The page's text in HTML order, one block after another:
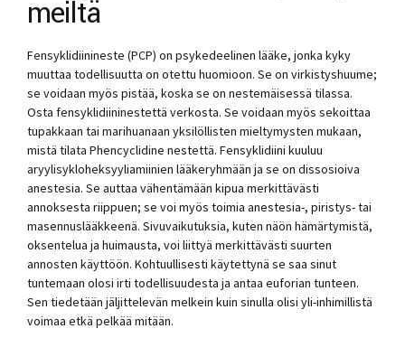
meiltä
Fensyklidiinineste (PCP) on psykedeelinen lääke, jonka kyky
muuttaa todellisuutta on otettu huomioon. Se on virkistyshuume;
se voidaan myös pistää, koska se on nestemäisessä tilassa.
Osta fensyklidiininestettä verkosta. Se voidaan myös sekoittaa
tupakkaan tai marihuanaan yksilöllisten mieltymysten mukaan,
mistä tilata Phencyclidine nestettä. Fensyklidiini kuuluu
aryylisykloheksyyliamiinien lääkeryhmään ja se on dissosioiva
anestesia. Se auttaa vähentämään kipua merkittävästi
annoksesta riippuen; se voi myös toimia anestesia-, piristys- tai
masennuslääkkeenä. Sivuvaikutuksia, kuten näön hämärtymistä,
oksentelua ja huimausta, voi liittyä merkittävästi suurten
annosten käyttöön. Kohtuullisesti käytettynä se saa sinut
tuntemaan olosi irti todellisuudesta ja antaa euforian tunteen.
Sen tiedetään jäljittelevän melkein kuin sinulla olisi yli-inhimillistä
voimaa etkä pelkää mitään.